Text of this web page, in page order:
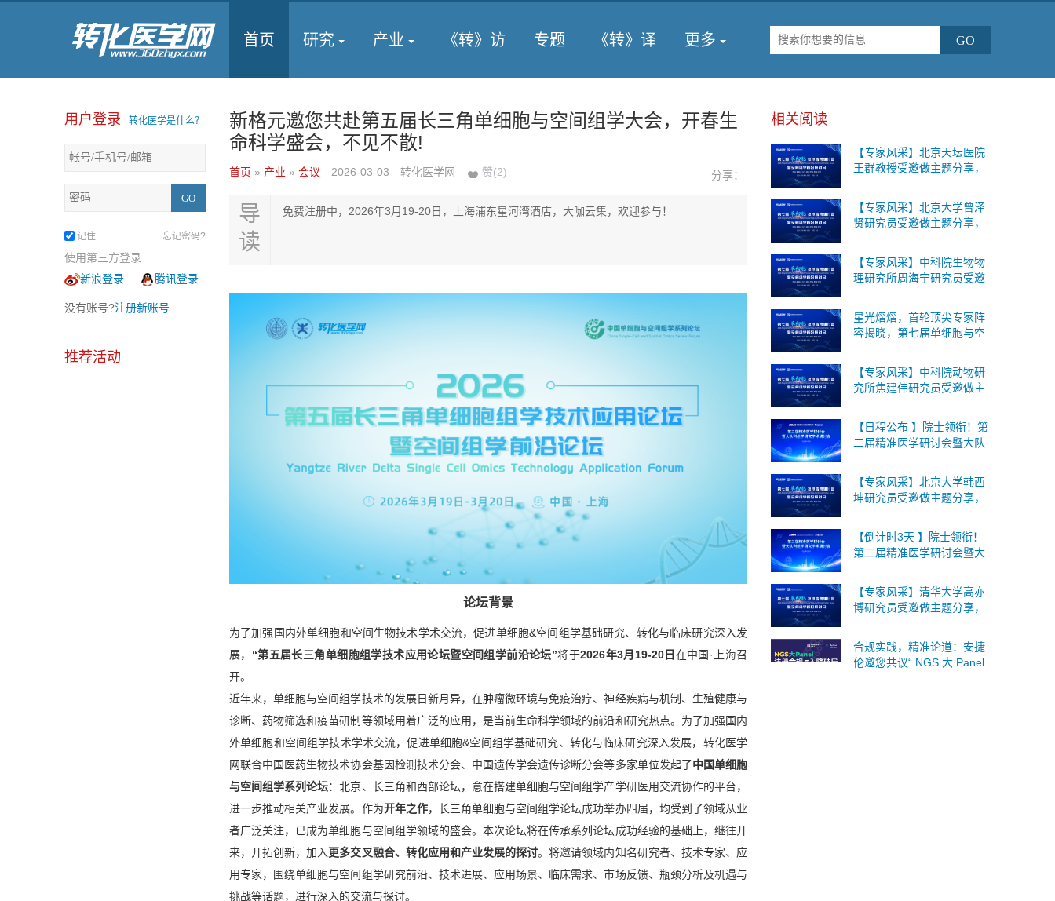
首页 研究 产业 《转》访 专题 《转》译 更多
用户登录 转化医学是什么？
记住 忘记密码?
使用第三方登录
新浪登录
腾讯登录
没有账号?注册新账号
推荐活动
新格元邀您共赴第五届长三角单细胞与空间组学大会，开春生
命科学盛会，不见不散!
首页 » 产业 » 会议 2026-03-03 转化医学网 赞(2) 分享：
导
读
免费注册中，2026年3月19-20日，上海浦东星河湾酒店，大咖云集，欢迎参与！
论坛背景
为了加强国内外单细胞和空间生物技术学术交流，促进单细胞&空间组学基础研究、转化与临床研究深入发
展， “第五届长三角单细胞组学技术应用论坛暨空间组学前沿论坛”将于2026年3月19-20日 在中国·上海召
开。
近年来，单细胞与空间组学技术的发展日新月异，在肿瘤微环境与免疫治疗、神经疾病与机制、生殖健康与
诊断、药物筛选和疫苗研制等领域用着广泛的应用，是当前生命科学领域的前沿和研究热点。为了加强国内
外单细胞和空间组学技术学术交流，促进单细胞&空间组学基础研究、转化与临床研究深入发展，转化医学
网联合中国医药生物技术协会基因检测技术分会、中国遗传学会遗传诊断分会等多家单位发起了中国单细胞
与空间组学系列论坛：北京、长三角和西部论坛，意在搭建单细胞与空间组学产学研医用交流协作的平台，
进一步推动相关产业发展。作为开年之作，长三角单细胞与空间组学论坛成功举办四届，均受到了领域从业
者广泛关注，已成为单细胞与空间组学领域的盛会。本次论坛将在传承系列论坛成功经验的基础上，继往开
来，开拓创新，加入更多交叉融合、转化应用和产业发展的探讨。将邀请领域内知名研究者、技术专家、应
用专家，围绕单细胞与空间组学研究前沿、技术进展、应用场景、临床需求、市场反馈、瓶颈分析及机遇与
挑战等话题，进行深入的交流与探讨。
相关阅读
【专家风采】北京天坛医院
王群教授受邀做主题分享，
坛将于2026年9月18-19日在
北京召开！
【专家风采】北京大学曾泽
贤研究员受邀做主题分享，
坛将于2026年9月18-19日在
北京召开！
【专家风采】中科院生物物
理研究所周海宁研究员受邀
与空间组学论坛将于2026年
9月18-19日在北京召开！
星光熠熠，首轮顶尖专家阵
容揭晓，第七届单细胞与空
18-19日在北京召开！
【专家风采】中科院动物研
究所焦建伟研究员受邀做主
间组学论坛将于2026年9月
18-19日在北京召开！
【日程公布 】院士领衔！第
二届精准医学研讨会暨大队
8月1日上海召开，诚邀您的
参与！
【专家风采】北京大学韩西
坤研究员受邀做主题分享，
坛将于2026年9月18-19日在
北京召开！
【倒计时3天 】院士领衔！
第二届精准医学研讨会暨大
于8月1日上海召开，诚邀您
的参与！
【专家风采】清华大学高亦
博研究员受邀做主题分享，
坛将于2026年9月18-19日在
北京召开！
合规实践，精准论道：安捷
伦邀您共议“ NGS 大 Panel